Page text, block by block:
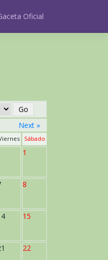
Oficial
Next »
Sábado
1
8
15
22